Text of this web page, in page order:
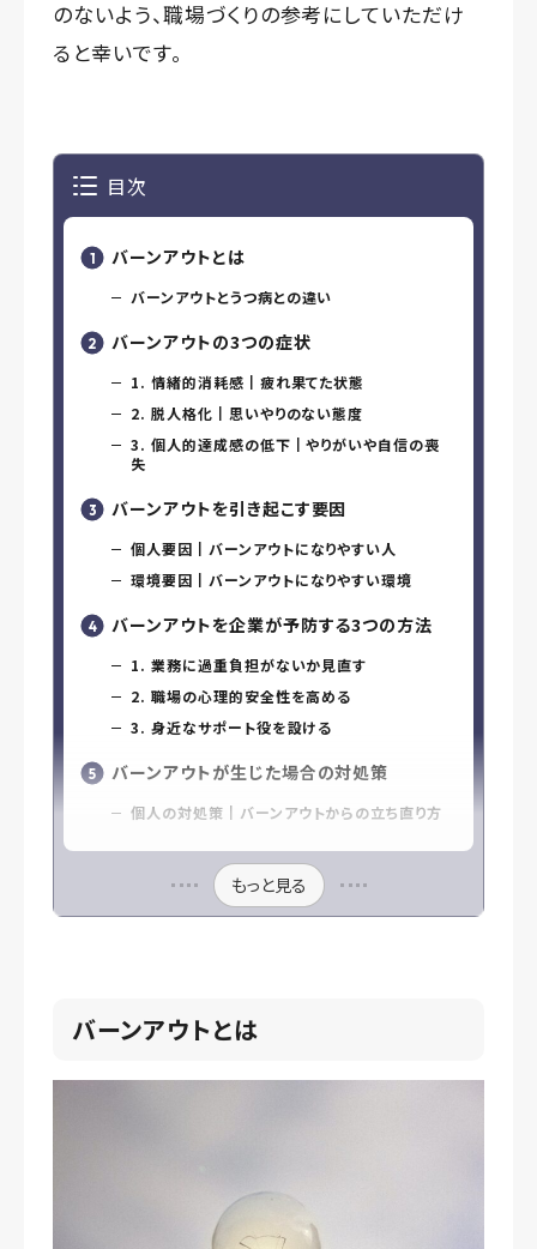
のないよう、職場づくりの参考にしていただけ
ると幸いです。
目次
バーンアウトとは
バーンアウトとうつ病との違い
バーンアウトの3つの症状
1. 情緒的消耗感┃疲れ果てた状態
2. 脱人格化┃思いやりのない態度
3. 個人的達成感の低下┃やりがいや自信の喪
失
バーンアウトを引き起こす要因
個人要因┃バーンアウトになりやすい人
環境要因┃バーンアウトになりやすい環境
バーンアウトを企業が予防する3つの方法
1. 業務に過重負担がないか見直す
2. 職場の心理的安全性を高める
3. 身近なサポート役を設ける
バーンアウトが生じた場合の対処策
個人の対処策┃バーンアウトからの立ち直り方
もっと見る
バーンアウトとは